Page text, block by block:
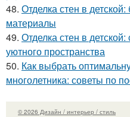
48. Отделка стен в
материалы
49. Отделка стен в
уютного пространства
50. Как выбрать
многолетника: советы по
© 2026 Дизайн / интерьер / стиль